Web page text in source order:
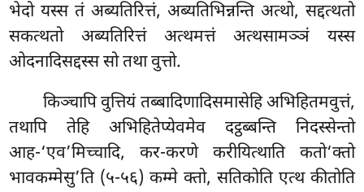
भेदो यस्स तं अब्यतिरित्तं, अब्यतिभिन्नन्ति अत्थो, सद्दत्थतो
सकत्थतो अब्यतिरित्तं अत्थमत्तं अत्थसामञ्ञं यस्स
ओदनादिसद्दस्स सो तथा वुत्तो.
किञ्चापि वुत्तियं तब्बादिणादिसमासेहि अभिहितमवुत्तं,
तथापि तेहि अभिहितेप्येवमेव दट्ठब्बन्ति निदस्सेन्तो
आह-‘एव’मिच्चादि, कर-करणे करीयित्थाति कतो‘क्तो
भावकम्मेसु’ति (५-५६) कम्मे क्तो, सतिकोति एत्थ कीतोति